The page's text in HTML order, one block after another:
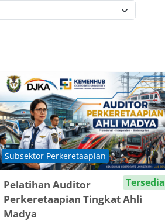
Tersedia
Pelatihan Auditor
Perkeretaapian Tingkat Ahli
Madya
Course category
Subsektor Perkeretaapian